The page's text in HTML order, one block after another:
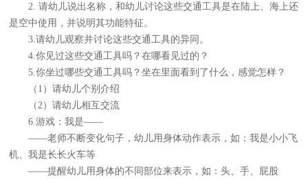
2. 请幼儿说出名称，和幼儿讨论这些交通工具是在陆上、海上还
是空中使用，并说明其功能特征。
3.请幼儿观察并讨论这些交通工具的异同。
4.你见过这些交通工具吗？在哪看见过的？
5.你坐过哪些交通工具吗？坐在里面看到了什么，感觉怎样？
（1）请幼儿个别介绍
（2）请幼儿相互交流
6.游戏：我是——
——老师不断变化句子，幼儿用身体动作表示，如：我是小小飞
机、我是长长火车等
——提醒幼儿用身体的不同部位来表示，如：头、手、屁股